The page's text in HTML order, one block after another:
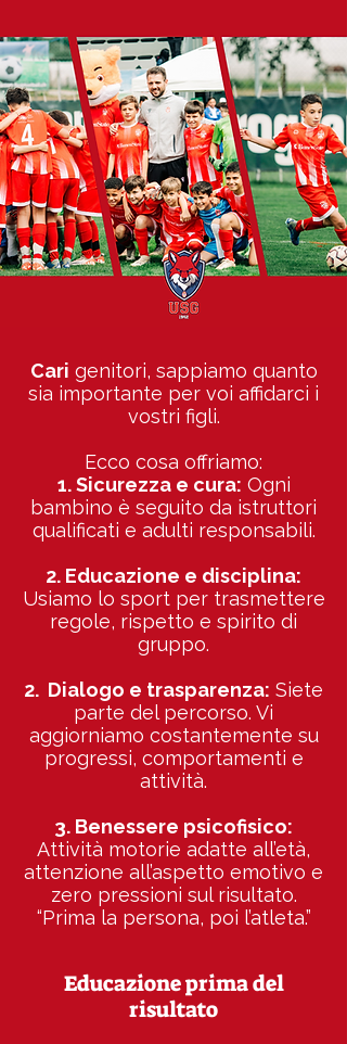
Cari genitori, sappiamo quanto
sia importante per voi affidarci i
vostri figli.
Ecco cosa offriamo:
1. Sicurezza e cura: Ogni
bambino è seguito da istruttori
qualificati e adulti responsabili.
2. Educazione e disciplina:
Usiamo lo sport per trasmettere
regole, rispetto e spirito di
gruppo.
2. Dialogo e trasparenza: Siete
parte del percorso. Vi
aggiorniamo costantemente su
progressi, comportamenti e
attività.
3. Benessere psicofisico:
Attività motorie adatte all’età,
attenzione all’aspetto emotivo e
zero pressioni sul risultato.
“Prima la persona, poi l’atleta.”
Educazione prima del
risultato